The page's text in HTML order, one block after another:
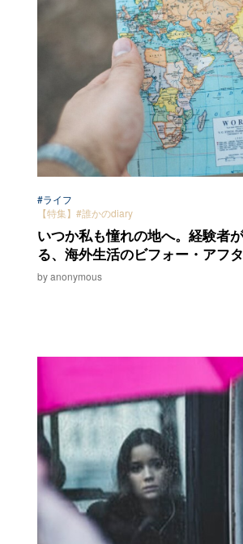
#ライフ
【特集】#誰かのdiary
いつか私も憧れの地へ。経験者
る、海外生活のビフォー・アフ
by anonymous